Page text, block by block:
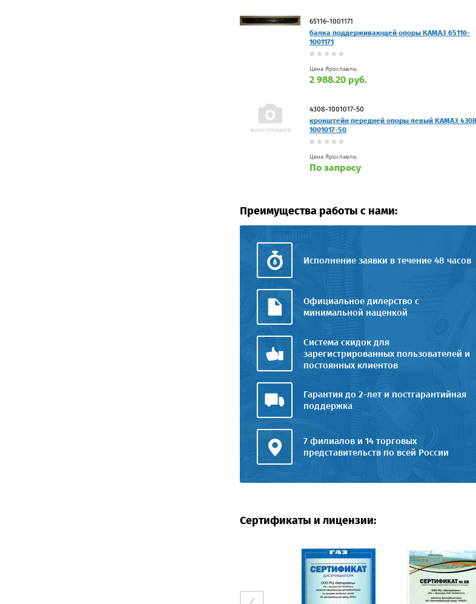
65116-1001171
балка поддерживающей опоры КАМАЗ 65116-
1001171
Цена Ярославль:
2 988.20 руб.
4308-1001017-50
кронштейн передней опоры левый КАМАЗ
1001017-50
Цена Ярославль:
По запросу
Преимущества работы с нами:
Исполнение заявки в течение 48 часов
Официальное дилерство с
минимальной наценкой
Система скидок для
зарегистрированных пользователей и
постоянных клиентов
Гарантия до 2-лет и постгарантийная
поддержка
7 филиалов и 14 торговых
представительств по всей России
Сертификаты и лицензии: